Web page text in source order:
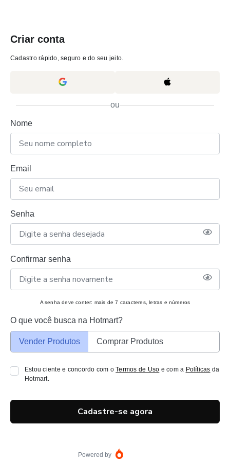
Criar conta
Cadastro rápido, seguro e do seu jeito.
ou
Nome
Email
Senha
Confirmar senha
A senha deve conter: mais de 7 caracteres, letras e números
O que você busca na Hotmart?
Vender Produtos Comprar Produtos
Estou ciente e concordo com oTermos de Uso e com a Políticas da
Hotmart.
Cadastre-se agora
Powered by